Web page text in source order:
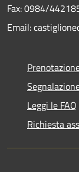
Fax: 0984/
Email:
Leggi le FAQ
Richiesta